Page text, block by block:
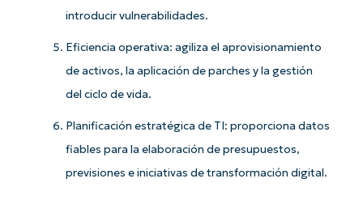
introducir vulnerabilidades.
Eficiencia operativa: agiliza el aprovisionamiento
de activos, la aplicación de parches y la gestión
del ciclo de vida.
Planificación estratégica de TI: proporciona datos
fiables para la elaboración de presupuestos,
previsiones e iniciativas de transformación digital.